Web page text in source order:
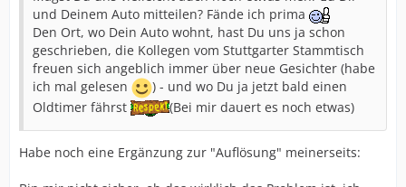
und Deinem Auto mitteilen? Fände ich prima
Den Ort, wo Dein Auto wohnt, hast Du uns ja schon
geschrieben, die Kollegen vom Stuttgarter Stammtisch
freuen sich angeblich immer über neue Gesichter (habe
ich mal gelesen
) - und wo Du ja jetzt bald einen
Oldtimer fährst
(Bei mir dauert es noch etwas)
Habe noch eine Ergänzung zur "Auflösung" meinerseits: